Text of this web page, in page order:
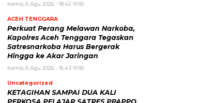
Kamis, 6 Agu 2026 - 18:42 WIB
ACEH TENGGARA
Perkuat Perang Melawan Narkoba,
Kapolres Aceh Tenggara Tegaskan
Satresnarkoba Harus Bergerak
Hingga ke Akar Jaringan
Kamis, 6 Agu 2026 - 16:43 WIB
Uncategorized
KETAGIHAN SAMPAI DUA KALI